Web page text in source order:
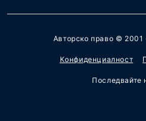
Авторско право © 2001
Конфиденциалност
Последвайте